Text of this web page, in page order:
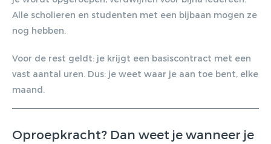
Alle scholieren en studenten met een bijbaan mogen ze
nog hebben.
Voor de rest geldt: je krijgt een basiscontract met een
vast aantal uren. Dus: je weet waar je aan toe bent, elke
maand.
Oproepkracht? Dan weet je wanneer je
Lorem ipsum dolor sit amet,
consectetur adipiscing elit. Nulla in
vestibulum massa. Fusce eu lacinia